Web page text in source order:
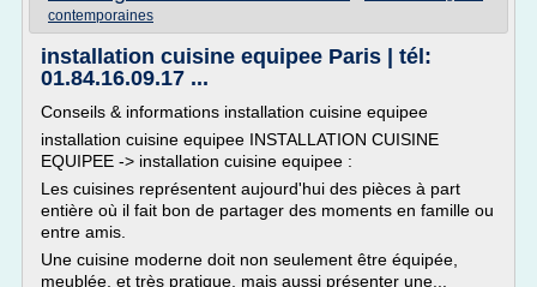
contemporaines
installation cuisine equipee Paris | tél:
01.84.16.09.17 ...
Conseils & informations installation cuisine equipee
installation cuisine equipee INSTALLATION CUISINE
EQUIPEE -> installation cuisine equipee :
Les cuisines représentent aujourd'hui des pièces à part
entière où il fait bon de partager des moments en famille ou
entre amis.
Une cuisine moderne doit non seulement être équipée,
meublée, et très pratique, mais aussi présenter une...